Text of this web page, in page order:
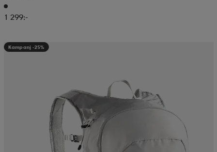
1 299:-
Kampanj -25%